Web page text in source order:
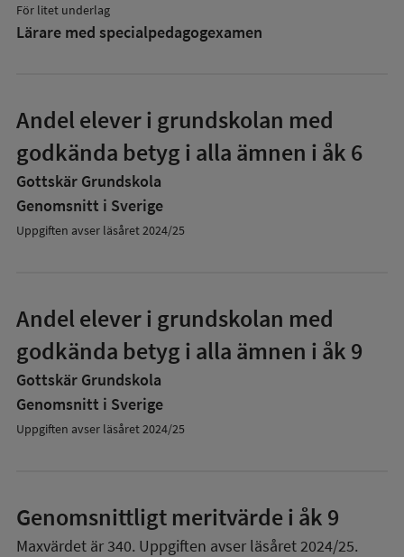
För litet underlag
Lärare med specialpedagog­examen
Andel elever i grundskolan med
godkända betyg i alla ämnen i åk 6
Gottskär Grundskola
Genomsnitt i Sverige
Uppgiften avser läsåret 2024/25
Andel elever i grundskolan med
godkända betyg i alla ämnen i åk 9
Gottskär Grundskola
Genomsnitt i Sverige
Uppgiften avser läsåret 2024/25
Genomsnittligt meritvärde i åk 9
Maxvärdet är 340. Uppgiften avser läsåret 2024/25.